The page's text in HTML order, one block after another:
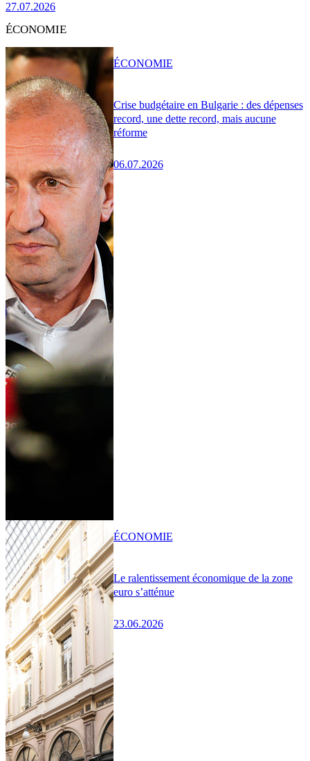
27.07.2026
ÉCONOMIE
Crise budgétaire en Bulgarie : des dépenses
record, une dette record, mais aucune
réforme
06.07.2026
ÉCONOMIE
Le ralentissement économique de la zone
euro s’atténue
23.06.2026
ÉCONOMIE